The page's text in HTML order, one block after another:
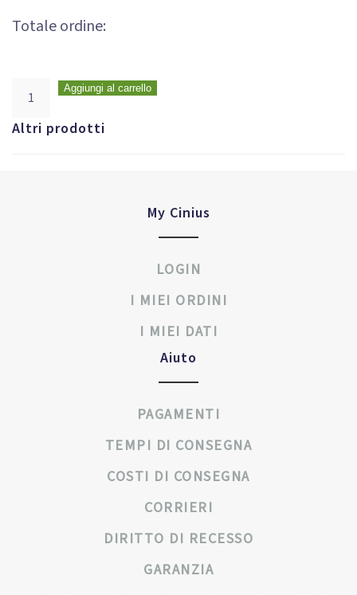
Totale ordine:
Aggiungi al carrello
Altri prodotti
My Cinius
LOGIN
I MIEI ORDINI
I MIEI DATI
Aiuto
PAGAMENTI
TEMPI DI CONSEGNA
COSTI DI CONSEGNA
CORRIERI
DIRITTO DI RECESSO
GARANZIA